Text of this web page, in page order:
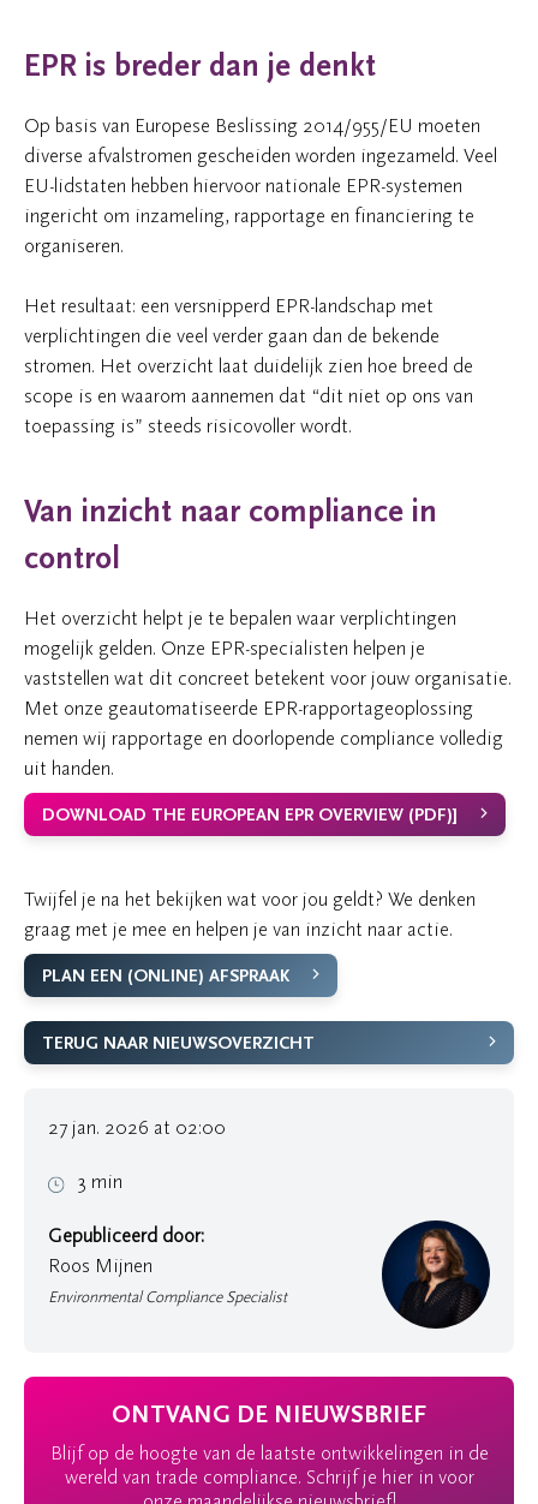
EPR is breder dan je denkt
Op basis van Europese Beslissing 2014/955/EU moeten
diverse afvalstromen gescheiden worden ingezameld. Veel
EU-lidstaten hebben hiervoor nationale EPR-systemen
ingericht om inzameling, rapportage en financiering te
organiseren.
Het resultaat: een versnipperd EPR-landschap met
verplichtingen die veel verder gaan dan de bekende
stromen. Het overzicht laat duidelijk zien hoe breed de
scope is en waarom aannemen dat “dit niet op ons van
toepassing is” steeds risicovoller wordt.
Van inzicht naar compliance in
control
Het overzicht helpt je te bepalen waar verplichtingen
mogelijk gelden. Onze EPR-specialisten helpen je
vaststellen wat dit concreet betekent voor jouw organisatie.
Met onze geautomatiseerde EPR-rapportageoplossing
nemen wij rapportage en doorlopende compliance volledig
uit handen.
DOWNLOAD THE EUROPEAN EPR OVERVIEW (PDF)]
Twijfel je na het bekijken wat voor jou geldt? We denken
graag met je mee en helpen je van inzicht naar actie.
PLAN EEN (ONLINE) AFSPRAAK
27 jan. 2026 at 02:00
3 min
Gepubliceerd door:
Roos Mijnen
Environmental Compliance Specialist
TERUG NAAR NIEUWSOVERZICHT
ONTVANG DE NIEUWSBRIEF
Blijf op de hoogte van de laatste ontwikkelingen in de
wereld van trade compliance. Schrijf je hier in voor